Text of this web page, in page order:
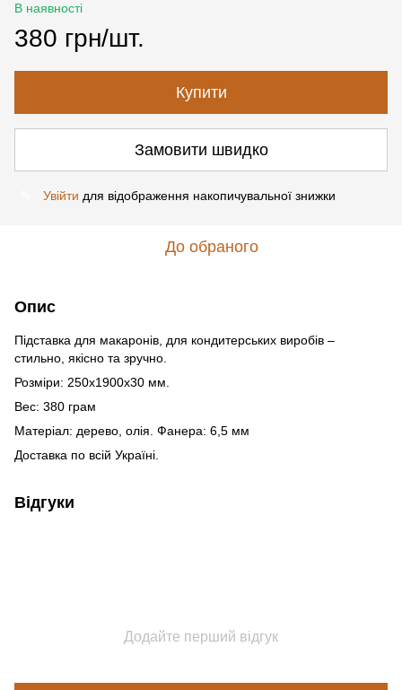
В наявності
380 грн/шт.
Купити
Замовити швидко
Увійти для відображення накопичувальної знижки
До обраного
Опис
Підставка для макаронів, для кондитерських виробів –
стильно, якісно та зручно.
Розміри: 250х1900х30 мм.
Вес: 380 грам
Матеріал: дерево, олія. Фанера: 6,5 мм
Доставка по всій Україні.
Відгуки
Додайте перший відгук